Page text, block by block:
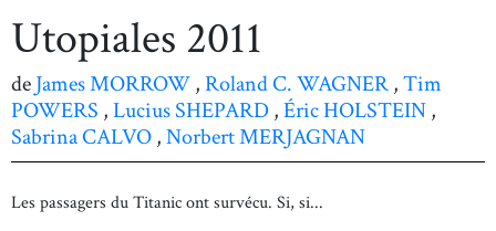
Utopiales 2011
deJames MORROW,Roland C. WAGNER,Tim
POWERS ,Lucius SHEPARD,Éric HOLSTEIN,
Sabrina CALVO,Norbert MERJAGNAN
Les passagers du Titanic ont survécu. Si, si...